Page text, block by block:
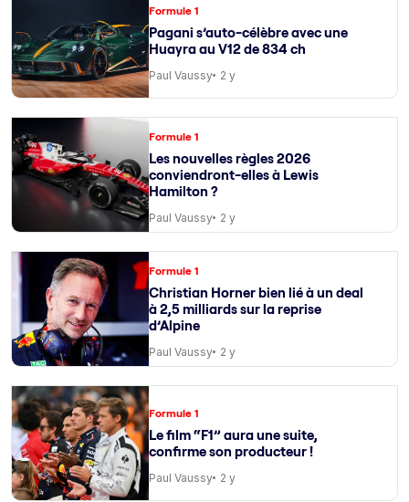
Formule 1
Pagani s’auto-célèbre avec une
Huayra au V12 de 834 ch
Paul Vaussy 2 y
Formule 1
Les nouvelles règles 2026
conviendront-elles à Lewis
Hamilton ?
Paul Vaussy 2 y
Formule 1
Christian Horner bien lié à un deal
à 2,5 milliards sur la reprise
d’Alpine
Paul Vaussy 2 y
Formule 1
Le film “F1” aura une suite,
confirme son producteur !
Paul Vaussy 2 y